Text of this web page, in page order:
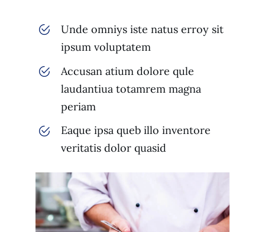
Unde omniys iste natus erroy sit
ipsum voluptatem
Accusan atium dolore qule
laudantiua totamrem magna
periam
Eaque ipsa queb illo inventore
veritatis dolor quasid